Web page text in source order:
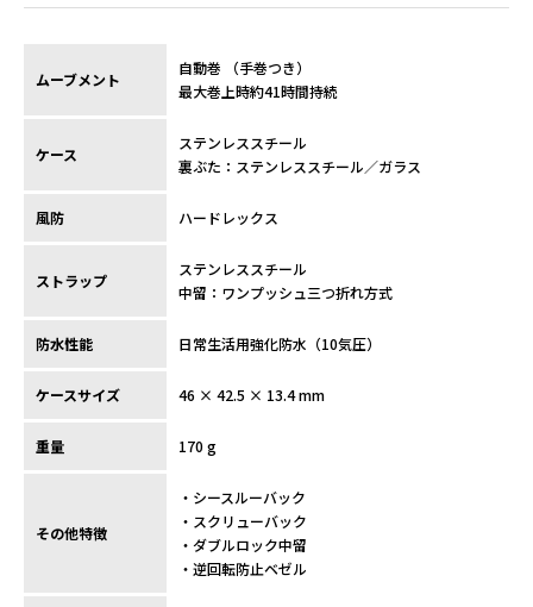
ムーブメント
自動巻 （手巻つき）
最大巻上時約41時間持続
ケース
ステンレススチール
裏ぶた：ステンレススチール／ガラス
風防 ハードレックス
ストラップ
ステンレススチール
中留：ワンプッシュ三つ折れ方式
防水性能 日常生活用強化防水（10気圧）
ケースサイズ 46 × 42.5 × 13.4 mm
重量 170 g
その他特徴
・シースルーバック
・スクリューバック
・ダブルロック中留
・逆回転防止ベゼル